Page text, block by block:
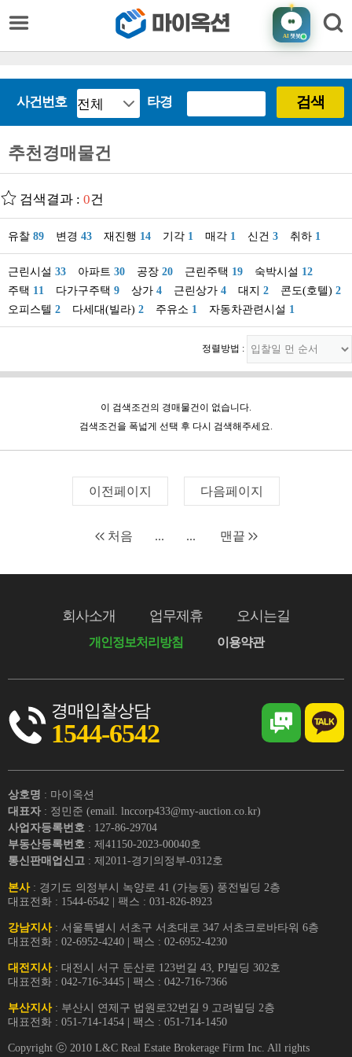
AI챗봇
사건번호 타경 검색
추천경매물건
검색결과 : 0건
유찰 89 변경 43 재진행 14 기각 1 매각 1 신건 3 취하 1
근린시설 33 아파트 30 공장 20 근린주택 19 숙박시설 12
주택 11 다가구주택 9 상가 4 근린상가 4 대지 2 콘도(호텔) 2
오피스텔 2 다세대(빌라) 2 주유소 1 자동차관련시설 1
정렬방법 :
이 검색조건의 경매물건이 없습니다.
검색조건을 폭넓게 선택 후 다시 검색해주세요.
이전페이지 다음페이지
처음 ... ... 맨끝
회사소개 업무제휴 오시는길
개인정보처리방침 이용약관
경매입찰상담
1544-6542
상호명 : 마이옥션
대표자 : 정민준 (email. lnccorp433@my-auction.co.kr)
사업자등록번호 : 127-86-29704
부동산등록번호 : 제41150-2023-00040호
통신판매업신고 : 제2011-경기의정부-0312호
본사: 경기도 의정부시 녹양로 41 (가능동) 풍전빌딩 2층
대표전화 : 1544-6542 | 팩스 : 031-826-8923
강남지사: 서울특별시 서초구 서초대로 347 서초크로바타워 6층
대표전화 : 02-6952-4240 | 팩스 : 02-6952-4230
대전지사: 대전시 서구 둔산로 123번길 43, PJ빌딩 302호
대표전화 : 042-716-3445 | 팩스 : 042-716-7366
부산지사: 부산시 연제구 법원로32번길 9 고려빌딩 2층
대표전화 : 051-714-1454 | 팩스 : 051-714-1450
Copyright ⓒ 2010 L&C Real Estate Brokerage Firm Inc. All rights